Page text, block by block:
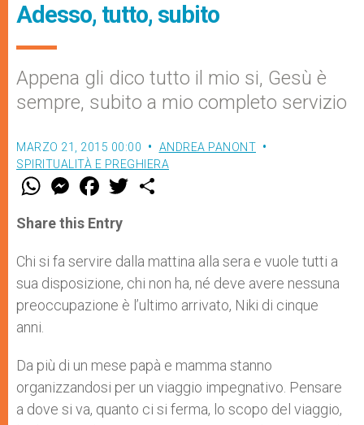
Adesso, tutto, subito
Appena gli dico tutto il mio si, Gesù è
sempre, subito a mio completo servizio
MARZO 21, 2015 00:00
ANDREA PANONT
SPIRITUALITÀ E PREGHIERA
W
t
s
p
p
M
e
s
e
g
e
r
F
a
e
b
o
k
w
r
Share this Entry
Chi si fa servire dalla mattina alla sera e vuole tutti a
sua disposizione, chi non ha, né deve avere nessuna
preoccupazione è l’ultimo arrivato, Niki di cinque
anni.
Da più di un mese papà e mamma stanno
organizzandosi per un viaggio impegnativo. Pensare
a dove si va, quanto ci si ferma, lo scopo del viaggio,